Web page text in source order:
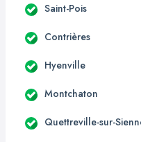
Saint-Pois
Contrières
Hyenville
Montchaton
Quettreville-sur-